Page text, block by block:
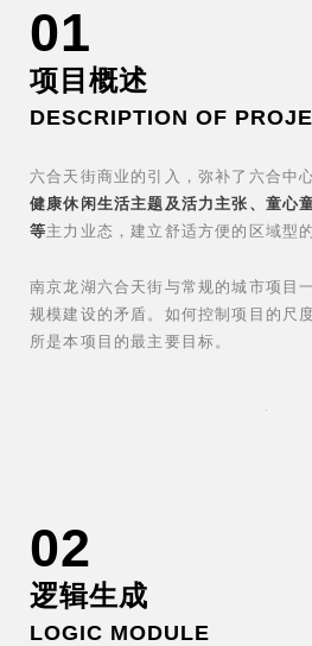
01
项目概述
DESCRIPTION OF
六合天街商业的引入，弥补了六合中
健康休闲生活主题及活力主张、童心
等主力业态，建立舒适方便的区域型
南京龙湖六合天街与常规的城市项⽬
规模建设的⽭盾。如何控制项⽬的尺
所是本项⽬的最主要⽬标。
02
逻辑生成
LOGIC MODULE